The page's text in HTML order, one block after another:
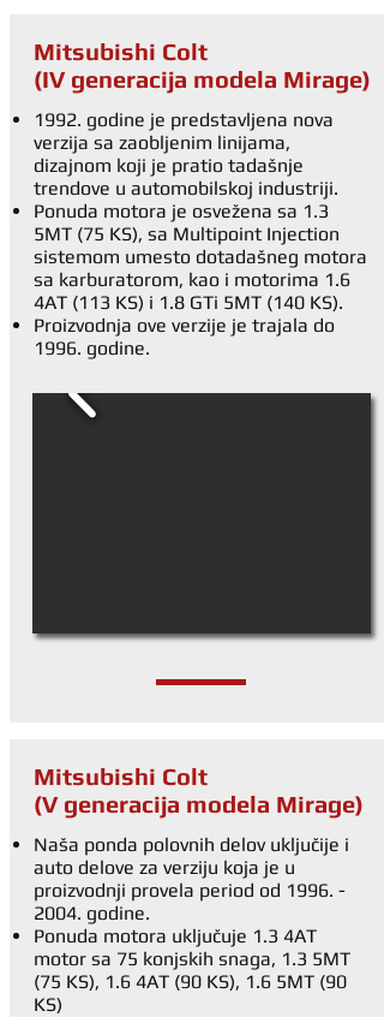
Mitsubishi Colt
(IV generacija modela Mirage)
1992. godine je predstavljena nova
verzija sa zaobljenim linijama,
dizajnom koji je pratio tadašnje
trendove u automobilskoj industriji.
Ponuda motora je osvežena sa 1.3
5MT (75 KS), sa Multipoint Injection
sistemom umesto dotadašneg motora
sa karburatorom, kao i motorima 1.6
4AT (113 KS) i 1.8 GTi 5MT (140 KS).
Proizvodnja ove verzije je trajala do
1996. godine.
Mitsubishi Colt
(V generacija modela Mirage)
Naša ponda polovnih delov uključije i
auto delove za verziju koja je u
proizvodnji provela period od 1996. -
2004. godine.
Ponuda motora uključuje 1.3 4AT
motor sa 75 konjskih snaga, 1.3 5MT
(75 KS), 1.6 4AT (90 KS), 1.6 5MT (90
KS)